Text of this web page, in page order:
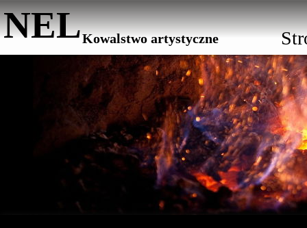
NELKowalstwo artystyczne